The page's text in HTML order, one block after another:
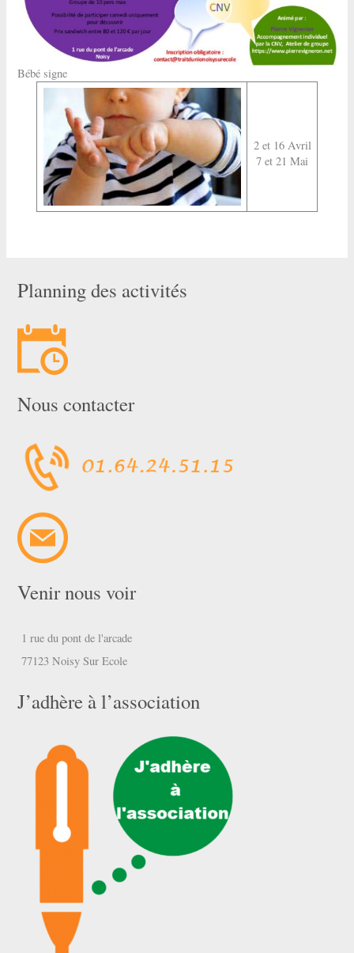
Bébé signe
2 et 16 Avril
7 et 21 Mai
Planning des activités
Nous contacter
Venir nous voir
1 rue du pont de l'arcade
77123 Noisy Sur Ecole
J’adhère à l’association